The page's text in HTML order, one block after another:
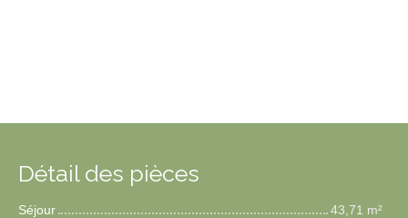
Détail des pièces
Séjour
43,71 m²